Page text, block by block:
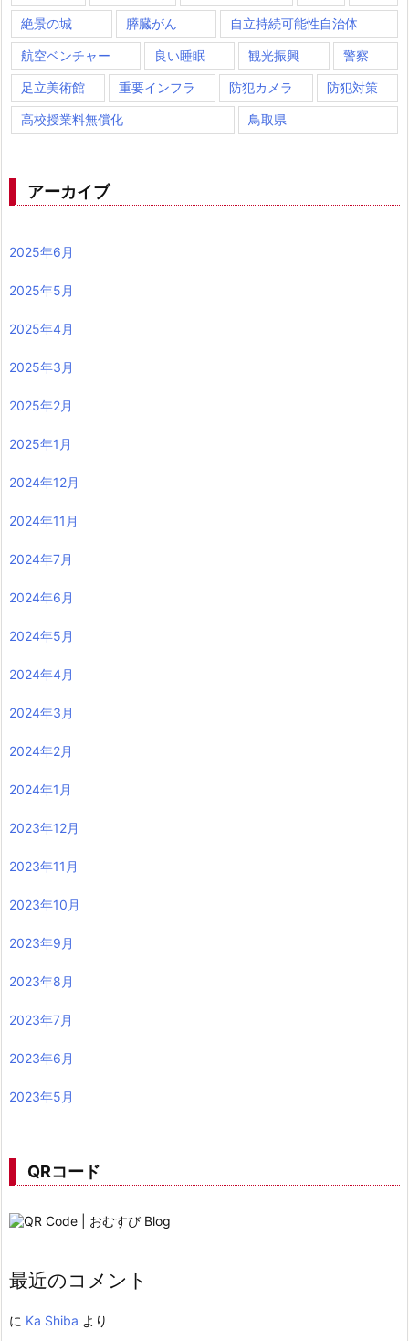
絶景の城 膵臓がん 自立持続可能性自治体
航空ベンチャー 良い睡眠 観光振興 警察
足立美術館 重要インフラ 防犯カメラ 防犯対策
高校授業料無償化 鳥取県
アーカイブ
2025年6月
2025年5月
2025年4月
2025年3月
2025年2月
2025年1月
2024年12月
2024年11月
2024年7月
2024年6月
2024年5月
2024年4月
2024年3月
2024年2月
2024年1月
2023年12月
2023年11月
2023年10月
2023年9月
2023年8月
2023年7月
2023年6月
2023年5月
QRコード
最近のコメント
に Ka Shiba より